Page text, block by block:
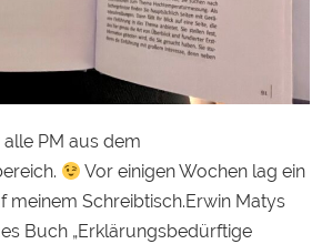
PM aus dem
Vor einigen Wochen lag ein
meinem Schreibtisch.Erwin Matys
Buch „Erklärungsbedürftige